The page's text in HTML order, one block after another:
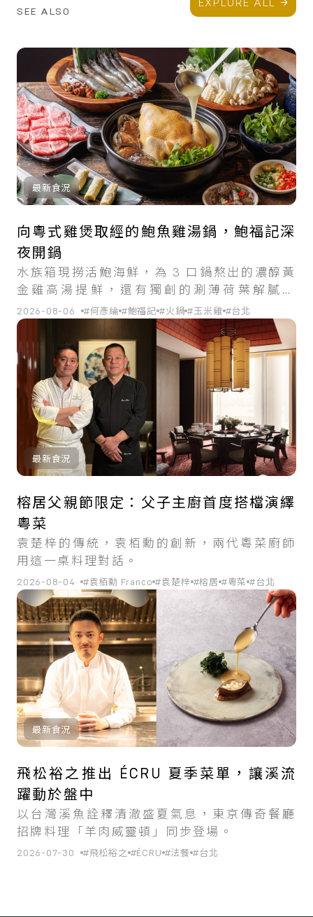
SEE ALSO
EXPLORE ALL
最新食況
向粵式雞煲取經的鮑魚雞湯鍋，鮑福記深
夜開鍋
水族箱現撈活鮑海鮮，為 3 口鍋熬出的濃醇黃
金雞高湯提鮮，還有獨創的涮薄荷葉解膩吃
法。
2026-08-06 #何彥綸 #鮑福記 #火鍋 #玉米雞 #台北
最新食況
榕居父親節限定：父子主廚首度搭檔演繹
粵菜
袁楚梓的傳統，袁栢勳的創新，兩代粵菜廚師
用這一桌料理對話。
2026-08-04 #袁栢勳 Franco #袁楚梓 #榕居 #粵菜 #台北
最新食況
飛松裕之推出 ÉCRU 夏季菜單，讓溪流
躍動於盤中
以台灣溪魚詮釋清澈盛夏氣息，東京傳奇餐廳
招牌料理「羊肉威靈頓」同步登場。
2026-07-30 #飛松裕之 #ÉCRU #法餐 #台北